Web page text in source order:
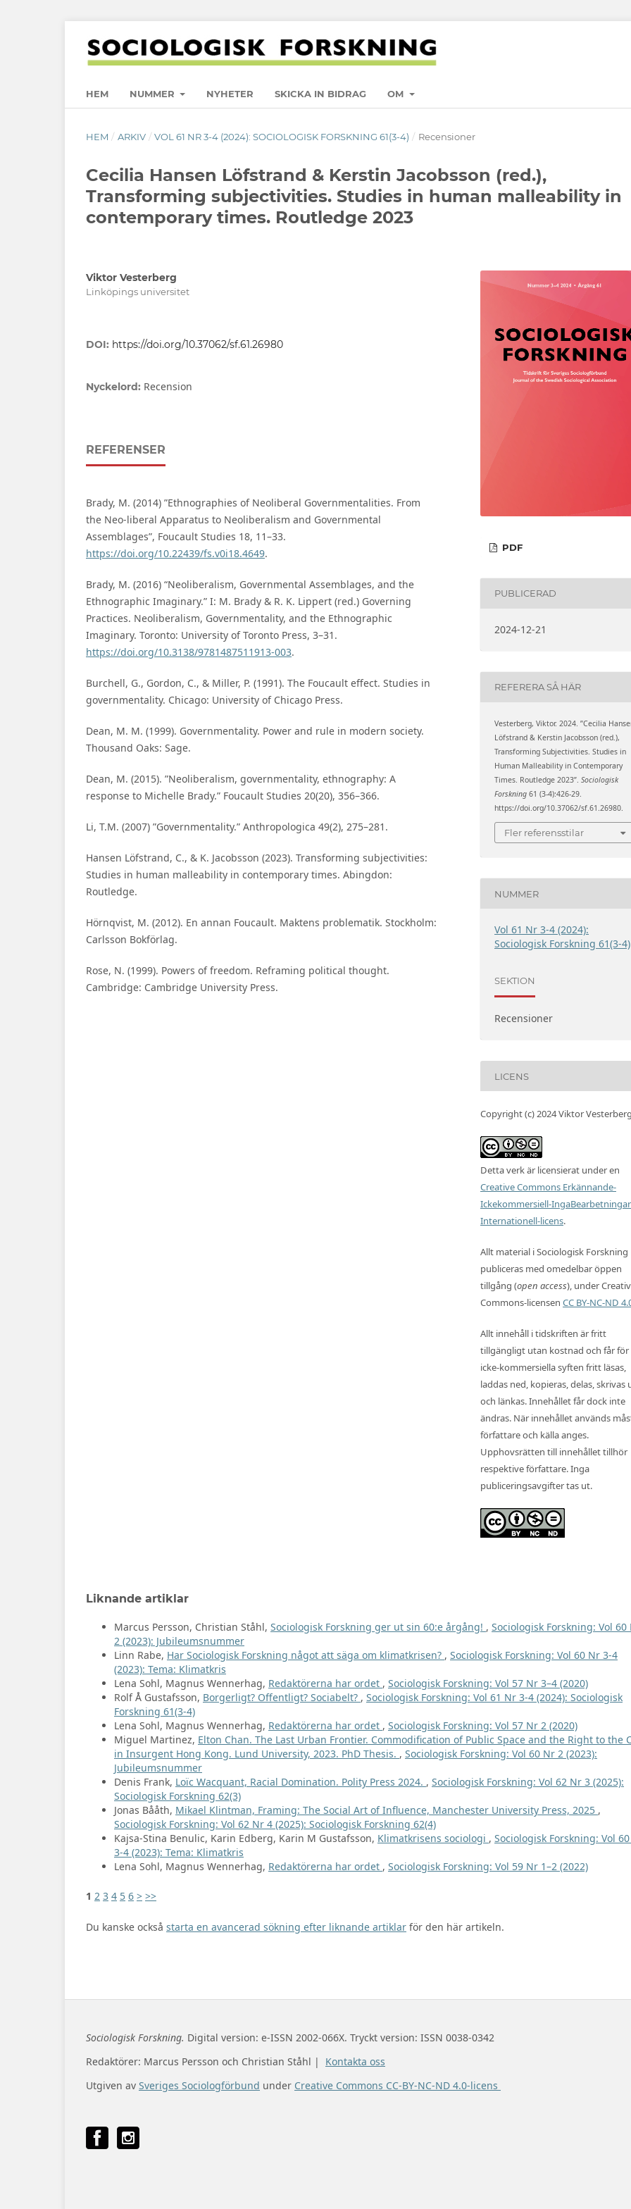
HEM NUMMER NYHETER SKICKA IN BIDRAG OM
HEM / ARKIV / VOL 61 NR 3-4 (2024): SOCIOLOGISK FORSKNING 61(3-4) / Recensioner
Cecilia Hansen Löfstrand & Kerstin Jacobsson (red.),
Transforming subjectivities. Studies in human malleability in
contemporary times. Routledge 2023
Viktor Vesterberg
Linköpings universitet
DOI: https://doi.org/10.37062/sf.61.26980
Nyckelord: Recension
REFERENSER
Brady, M. (2014) ”Ethnographies of Neoliberal Governmentalities. From
the Neo-liberal Apparatus to Neoliberalism and Governmental
Assemblages”, Foucault Studies 18, 11–33.
https://doi.org/10.22439/fs.v0i18.4649.
Brady, M. (2016) “Neoliberalism, Governmental Assemblages, and the
Ethnographic Imaginary.” I: M. Brady & R. K. Lippert (red.) Governing
Practices. Neoliberalism, Governmentality, and the Ethnographic
Imaginary. Toronto: University of Toronto Press, 3–31.
https://doi.org/10.3138/9781487511913-003.
Burchell, G., Gordon, C., & Miller, P. (1991). The Foucault effect. Studies in
governmentality. Chicago: University of Chicago Press.
Dean, M. M. (1999). Governmentality. Power and rule in modern society.
Thousand Oaks: Sage.
Dean, M. (2015). ”Neoliberalism, governmentality, ethnography: A
response to Michelle Brady.” Foucault Studies 20(20), 356–366.
Li, T.M. (2007) ”Governmentality.” Anthropologica 49(2), 275–281.
Hansen Löfstrand, C., & K. Jacobsson (2023). Transforming subjectivities:
Studies in human malleability in contemporary times. Abingdon:
Routledge.
Hörnqvist, M. (2012). En annan Foucault. Maktens problematik. Stockholm:
Carlsson Bokförlag.
Rose, N. (1999). Powers of freedom. Reframing political thought.
Cambridge: Cambridge University Press.
PDF
PUBLICERAD
2024-12-21
REFERERA SÅ HÄR
Vesterberg, Viktor. 2024. ”Cecilia
Löfstrand & Kerstin Jacobsson (red.),
Transforming Subjectivities. Studies in
Human Malleability in Contemporary
Times. Routledge 2023”. Sociologisk
Forskning 61 (3-4):426-29.
https://doi.org/10.37062/sf.61.26980.
Fler referensstilar
NUMMER
Vol 61 Nr 3-4 (2024):
Sociologisk Forskning 61(3-4)
SEKTION
Recensioner
LICENS
Copyright (c) 2024 Viktor Vesterberg
Detta verk är licensierat under en
Creative Commons Erkännande-
Ickekommersiell-
Internationell-licens.
Allt material i Sociologisk Forskning
publiceras med omedelbar öppen
tillgång (open access), under
Commons-licensen CC BY-NC-ND
Allt innehåll i tidskriften är fritt
tillgängligt utan kostnad och får för
icke-kommersiella syften fritt läsas,
laddas ned, kopieras, delas, skrivas
och länkas. Innehållet får dock inte
ändras. När innehållet används
författare och källa anges.
Upphovsrätten till innehållet tillhör
respektive författare. Inga
publiceringsavgifter tas ut.
Liknande artiklar
Marcus Persson, Christian Ståhl, Sociologisk Forskning ger ut sin 60:e årgång! , Sociologisk Forskning: Vol 60
2 (2023): Jubileumsnummer
Linn Rabe, Har Sociologisk Forskning något att säga om klimatkrisen? , Sociologisk Forskning: Vol 60 Nr 3-4
(2023): Tema: Klimatkris
Lena Sohl, Magnus Wennerhag, Redaktörerna har ordet , Sociologisk Forskning: Vol 57 Nr 3–4 (2020)
Rolf Å Gustafsson, Borgerligt? Offentligt? Sociabelt? , Sociologisk Forskning: Vol 61 Nr 3-4 (2024): Sociologisk
Forskning 61(3-4)
Lena Sohl, Magnus Wennerhag, Redaktörerna har ordet , Sociologisk Forskning: Vol 57 Nr 2 (2020)
Miguel Martinez, Elton Chan. The Last Urban Frontier. Commodification of Public Space and the Right to the
in Insurgent Hong Kong. Lund University, 2023. PhD Thesis. , Sociologisk Forskning: Vol 60 Nr 2 (2023):
Jubileumsnummer
Denis Frank, Loïc Wacquant, Racial Domination. Polity Press 2024. , Sociologisk Forskning: Vol 62 Nr 3 (2025):
Sociologisk Forskning 62(3)
Jonas Bååth, Mikael Klintman, Framing: The Social Art of Influence, Manchester University Press, 2025 ,
Sociologisk Forskning: Vol 62 Nr 4 (2025): Sociologisk Forskning 62(4)
Kajsa-Stina Benulic, Karin Edberg, Karin M Gustafsson, Klimatkrisens sociologi , Sociologisk Forskning: Vol
3-4 (2023): Tema: Klimatkris
Lena Sohl, Magnus Wennerhag, Redaktörerna har ordet , Sociologisk Forskning: Vol 59 Nr 1–2 (2022)
1 2 3 4 5 6 > >>
Du kanske också starta en avancerad sökning efter liknande artiklar för den här artikeln.
Sociologisk Forskning. Digital version: e-ISSN 2002-066X. Tryckt version: ISSN 0038-0342
Redaktörer: Marcus Persson och Christian Ståhl | Kontakta oss
Utgiven av Sveriges Sociologförbund under Creative Commons CC-BY-NC-ND 4.0-licens